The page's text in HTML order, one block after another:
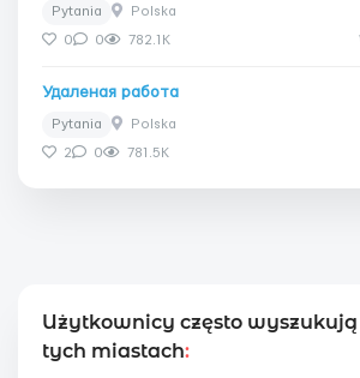
Pytania Polska
0 0 782.1K
Удаленая работа
Pytania Polska
2 0 781.5K
Użytkownicy często
tych miastach: